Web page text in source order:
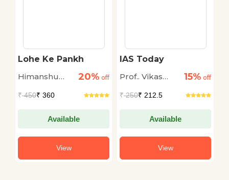
Lohe Ke Pankh
Himanshu
20% off
₹450₹ 360
Available
View
IAS Today
Prof.. Vikas
15% off
₹250₹ 212.5
Available
View